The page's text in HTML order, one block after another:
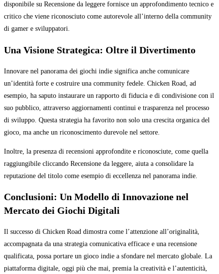
disponibile su Recensione da leggere fornisce un approfondimento tecnico e
critico che viene riconosciuto come autorevole all’interno della community
di gamer e sviluppatori.
Una Visione Strategica: Oltre il Divertimento
Innovare nel panorama dei giochi indie significa anche comunicare
un’identità forte e costruire una community fedele. Chicken Road, ad
esempio, ha saputo instaurare un rapporto di fiducia e di condivisione con il
suo pubblico, attraverso aggiornamenti continui e trasparenza nel processo
di sviluppo. Questa strategia ha favorito non solo una crescita organica del
gioco, ma anche un riconoscimento durevole nel settore.
Inoltre, la presenza di recensioni approfondite e riconosciute, come quella
raggiungibile cliccando Recensione da leggere, aiuta a consolidare la
reputazione del titolo come esempio di eccellenza nel panorama indie.
Conclusioni: Un Modello di Innovazione nel
Mercato dei Giochi Digitali
Il successo di Chicken Road dimostra come l’attenzione all’originalità,
accompagnata da una strategia comunicativa efficace e una recensione
qualificata, possa portare un gioco indie a sfondare nel mercato globale. La
piattaforma digitale, oggi più che mai, premia la creatività e l’autenticità,